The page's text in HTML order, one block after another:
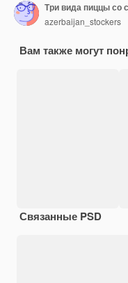
Три вида пиццы со
azerbaijan_stockers
Вам также могут
Связанные PSD